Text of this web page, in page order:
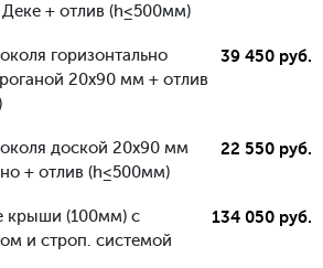
+ отлив (h≤500мм)
горизонтально
20х90 мм + отлив
39 450 руб.
доской 20х90 мм
+ отлив (h≤500мм)
22 550 руб.
крыши (100мм) с
и строп. системой
134 050 руб.